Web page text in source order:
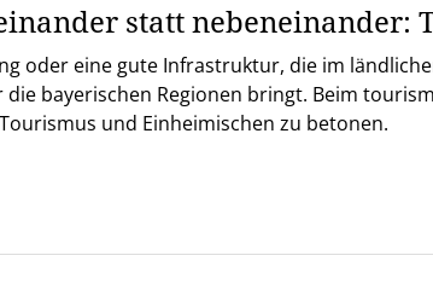
statt nebeneinander:
oder eine gute Infrastruktur, die im
bayerischen Regionen bringt. Beim
und Einheimischen zu betonen.